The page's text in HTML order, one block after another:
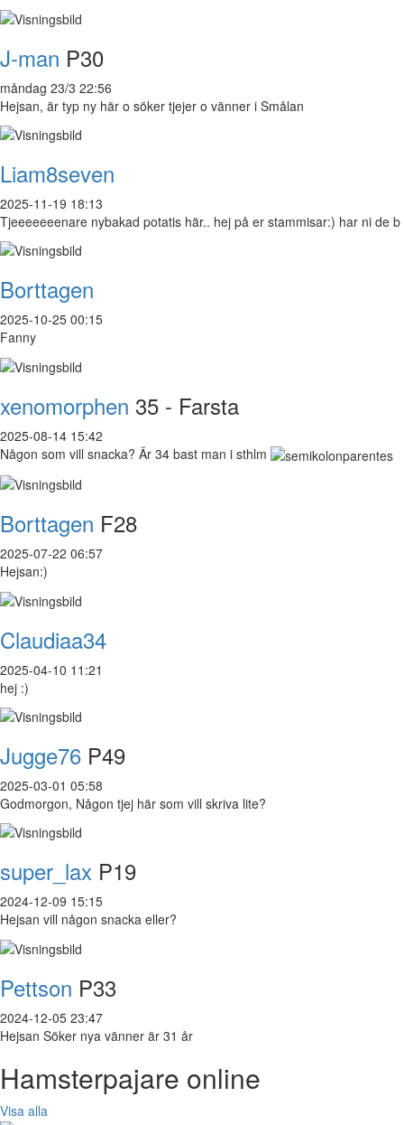
J-man P30
måndag 23/3 22:56
Hejsan, är typ ny här o söker tjejer o vänner i Smålan
Liam8seven
2025-11-19 18:13
Tjeeeeeeenare nybakad potatis här.. hej på er stammisar:) har ni de b
Borttagen
2025-10-25 00:15
Fanny
xenomorphen 35 - Farsta
2025-08-14 15:42
Någon som vill snacka? Är 34 bast man i sthlm
Borttagen F28
2025-07-22 06:57
Hejsan:)
Claudiaa34
2025-04-10 11:21
hej :)
Jugge76 P49
2025-03-01 05:58
Godmorgon, Någon tjej här som vill skriva lite?
super_lax P19
2024-12-09 15:15
Hejsan vill någon snacka eller?
Pettson P33
2024-12-05 23:47
Hejsan Söker nya vänner är 31 år
Hamsterpajare online
Visa alla